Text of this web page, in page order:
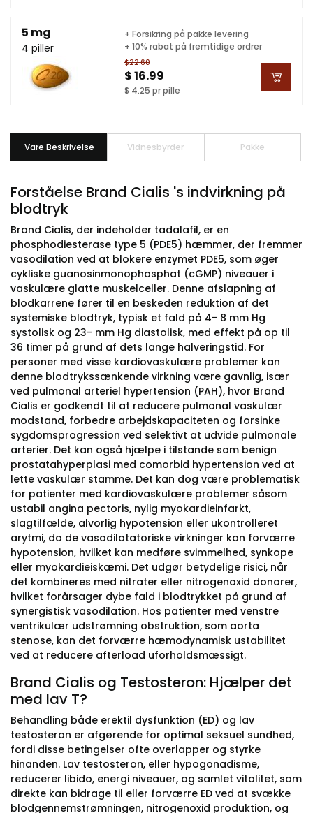
5 mg
4 piller
$22.60
$ 16.99
$ 4.25 pr pille
+ Forsikring på pakke levering
+ 10% rabat på fremtidige ordrer
Vare Beskrivelse Vidnesbyrder Pakke
Forståelse Brand Cialis 's indvirkning på
blodtryk
Brand Cialis, der indeholder tadalafil, er en
phosphodiesterase type 5 (PDE5) hæmmer, der fremmer
vasodilation ved at blokere enzymet PDE5, som øger
cykliske guanosinmonophosphat (cGMP) niveauer i
vaskulære glatte muskelceller. Denne afslapning af
blodkarrene fører til en beskeden reduktion af det
systemiske blodtryk, typisk et fald på 4- 8 mm Hg
systolisk og 23- mm Hg diastolisk, med effekt på op til
36 timer på grund af dets lange halveringstid. For
personer med visse kardiovaskulære problemer kan
denne blodtrykssænkende virkning være gavnlig, især
ved pulmonal arteriel hypertension (PAH), hvor Brand
Cialis er godkendt til at reducere pulmonal vaskulær
modstand, forbedre arbejdskapaciteten og forsinke
sygdomsprogression ved selektivt at udvide pulmonale
arterier. Det kan også hjælpe i tilstande som benign
prostatahyperplasi med comorbid hypertension ved at
lette vaskulær stamme. Det kan dog være problematisk
for patienter med kardiovaskulære problemer såsom
ustabil angina pectoris, nylig myokardieinfarkt,
slagtilfælde, alvorlig hypotension eller ukontrolleret
arytmi, da de vasodilatatoriske virkninger kan forværre
hypotension, hvilket kan medføre svimmelhed, synkope
eller myokardieiskæmi. Det udgør betydelige risici, når
det kombineres med nitrater eller nitrogenoxid donorer,
hvilket forårsager dybe fald i blodtrykket på grund af
synergistisk vasodilation. Hos patienter med venstre
ventrikulær udstrømning obstruktion, som aorta
stenose, kan det forværre hæmodynamisk ustabilitet
ved at reducere afterload uforholdsmæssigt.
Brand Cialis og Testosteron: Hjælper det
med lav T?
Behandling både erektil dysfunktion (ED) og lav
testosteron er afgørende for optimal seksuel sundhed,
fordi disse betingelser ofte overlapper og styrke
hinanden. Lav testosteron, eller hypogonadisme,
reducerer libido, energi niveauer, og samlet vitalitet, som
direkte kan bidrage til eller forværre ED ved at svække
blodgennemstrømningen, nitrogenoxid produktion, og